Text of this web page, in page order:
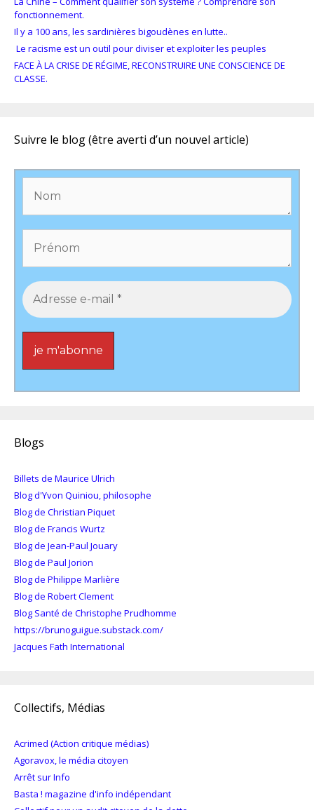
fonctionnement.
Il y a 100 ans, les sardinières bigoudènes en lutte..
Le racisme est un outil pour diviser et exploiter les peuples
FACE À LA CRISE DE RÉGIME, RECONSTRUIRE UNE CONSCIENCE DE
CLASSE.
Suivre le blog (être averti d’un nouvel article)
Blogs
Billets de Maurice Ulrich
Blog d'Yvon Quiniou, philosophe
Blog de Christian Piquet
Blog de Francis Wurtz
Blog de Jean-Paul Jouary
Blog de Paul Jorion
Blog de Philippe Marlière
Blog de Robert Clement
Blog Santé de Christophe Prudhomme
https://brunoguigue.substack.com/
Jacques Fath International
Collectifs, Médias
Acrimed (Action critique médias)
Agoravox, le média citoyen
Arrêt sur Info
Basta ! magazine d'info indépendant